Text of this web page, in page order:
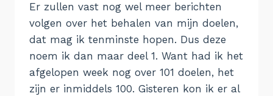
Er zullen vast nog wel meer berichten
volgen over het behalen van mijn doelen,
dat mag ik tenminste hopen. Dus deze
noem ik dan maar deel 1. Want had ik het
afgelopen week nog over 101 doelen, het
zijn er inmiddels 100. Gisteren kon ik er al